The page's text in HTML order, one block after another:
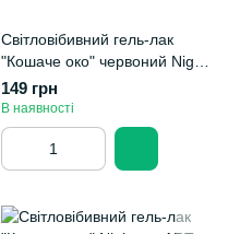
Світловібивний гель-лак
"Кошаче око" червоний Night
cat ART номер 08
149 грн
В наявності